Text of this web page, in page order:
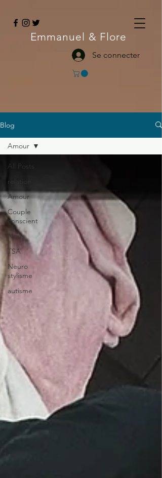
Emmanuel & Flore
Se connecter
Blog
All Posts
relation
Amour
Couple
conscient
Nous
TSA
Neuro
stylisme
autisme
Amour